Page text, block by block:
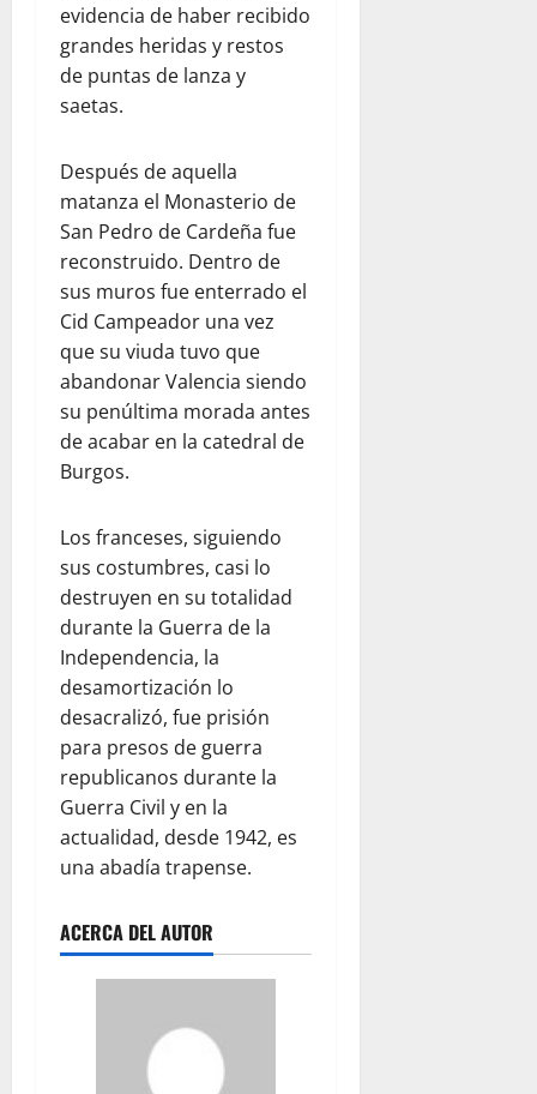
evidencia de haber recibido
grandes heridas y restos
de puntas de lanza y
saetas.
Después de aquella
matanza el Monasterio de
San Pedro de Cardeña fue
reconstruido. Dentro de
sus muros fue enterrado el
Cid Campeador una vez
que su viuda tuvo que
abandonar Valencia siendo
su penúltima morada antes
de acabar en la catedral de
Burgos.
Los franceses, siguiendo
sus costumbres, casi lo
destruyen en su totalidad
durante la Guerra de la
Independencia, la
desamortización lo
desacralizó, fue prisión
para presos de guerra
republicanos durante la
Guerra Civil y en la
actualidad, desde 1942, es
una abadía trapense.
ACERCA DEL AUTOR